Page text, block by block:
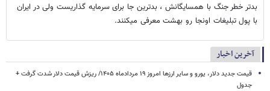
بدتر خطر جنگ با همسایگانش ، بدترین جا برای سرمایه گذاریست ولی در ایران
با پول تبلیغات اونجا رو بهشت معرفی میکنند.
آخرین اخبار
قیمت جدید دلار، یورو و سایر ارزها امروز ۱۹ مردادماه ۱۴۰۵/ ریزش قیمت دلار شدت گرفت +
جدول